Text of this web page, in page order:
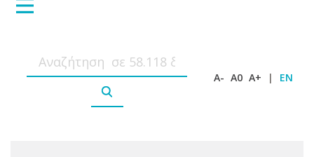
A- A0 A+ | EN